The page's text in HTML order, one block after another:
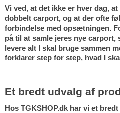
Vi ved, at det ikke er hver dag,
dobbelt carport, og at der ofte
forbindelse med opsætningen.
på til at samle jeres nye
levere alt I skal bruge sammen
forklarer step for step, hvad I
Et bredt udvalg af
Hos TGKSHOP.dk har vi et